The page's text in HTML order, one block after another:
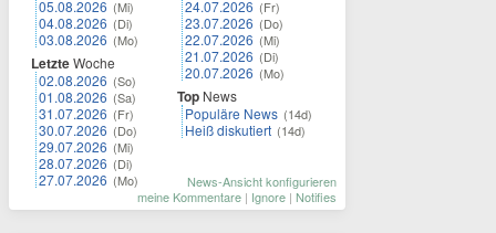
05.08.2026 (Mi)
04.08.2026 (Di)
03.08.2026 (Mo)
LetzteWoche
02.08.2026 (So)
01.08.2026 (Sa)
31.07.2026 (Fr)
30.07.2026 (Do)
29.07.2026 (Mi)
28.07.2026 (Di)
27.07.2026 (Mo)
24.07.2026 (Fr)
23.07.2026 (Do)
22.07.2026 (Mi)
21.07.2026 (Di)
20.07.2026 (Mo)
Top News
Populäre News (14d)
Heiß diskutiert (14d)
News-Ansicht konfigurieren
meine Kommentare | Ignore | Notifies